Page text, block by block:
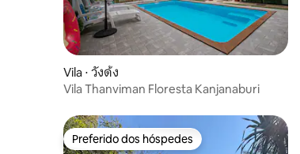
Vila ⋅ วังด้ง
Vila Thanviman Floresta Kanjanaburi
Preferido dos hóspedes
Preferido dos hóspedes